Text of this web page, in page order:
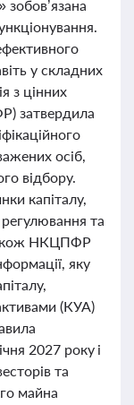
зобов’язана
у складних
з цінних
затвердила
осіб,
відбору.
капіталу,
та
НКЦПФР
яку
(КУА)
2027 року і
та
майна